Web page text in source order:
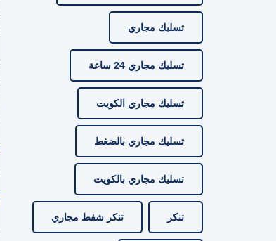
تسليك مجاري
تسليك مجاري 24 ساعة
تسليك مجاري الكويت
تسليك مجاري بالضغط
تسليك مجاري بالكويت
تنكر تنكر شفط مجاري